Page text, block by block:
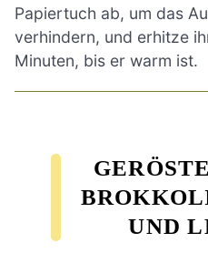
Papiertuch ab, um das
verhindern, und erhitze
Minuten, bis er warm ist.
UND